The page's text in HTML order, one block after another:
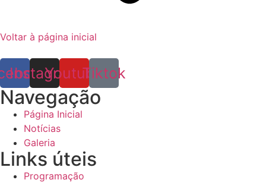
Voltar à página inicial
Instagram
YoutubeTiktok
Navegação
Página Inicial
Notícias
Galeria
Links úteis
Programação